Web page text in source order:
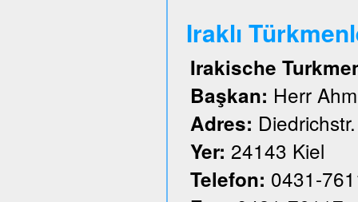
Iraklı
Irakische
Başkan: Herr
Adres:
Yer: 24143 Kiel
Telefon: 0431-